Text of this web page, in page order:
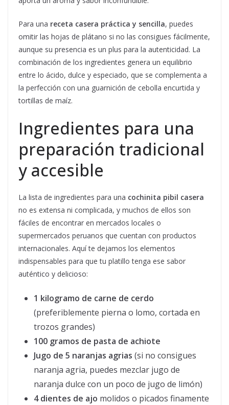
Para una receta casera práctica y sencilla, puedes
omitir las hojas de plátano si no las consigues fácilmente,
aunque su presencia es un plus para la autenticidad. La
combinación de los ingredientes genera un equilibrio
entre lo ácido, dulce y especiado, que se complementa a
la perfección con una guarnición de cebolla encurtida y
tortillas de maíz.
Ingredientes para una
preparación tradicional
y accesible
La lista de ingredientes para una cochinita pibil casera
no es extensa ni complicada, y muchos de ellos son
fáciles de encontrar en mercados locales o
supermercados peruanos que cuentan con productos
internacionales. Aquí te dejamos los elementos
indispensables para que tu platillo tenga ese sabor
auténtico y delicioso:
1 kilogramo de carne de cerdo
(preferiblemente pierna o lomo, cortada en
trozos grandes)
100 gramos de pasta de achiote
Jugo de 5 naranjas agrias (si no consigues
naranja agria, puedes mezclar jugo de
naranja dulce con un poco de jugo de limón)
4 dientes de ajo molidos o picados finamente